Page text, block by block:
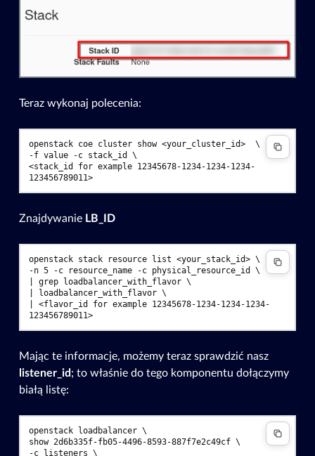
Teraz wykonaj polecenia:
openstack coe cluster show <your_cluster_id>  \
-f value -c stack_id \
<stack_id for example 12345678-1234-1234-1234-
123456789011>
Znajdywanie LB_ID
openstack stack resource list <your_stack_id> \
-n 5 -c resource_name -c physical_resource_id \
| grep loadbalancer_with_flavor \
| loadbalancer_with_flavor \
| <flavor_id for example 12345678-1234-1234-1234-
123456789011>
Mając te informacje, możemy teraz sprawdzić nasz
listener_id; to właśnie do tego komponentu dołączymy
białą listę:
openstack loadbalancer \
show 2d6b335f-fb05-4496-8593-887f7e2c49cf \
-c listeners \